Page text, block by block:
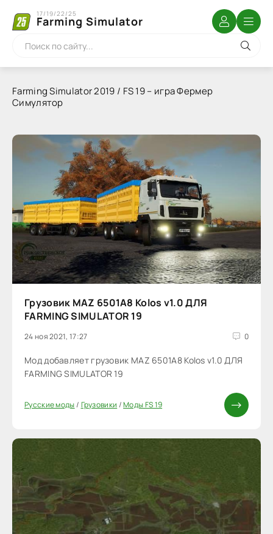
Farming Simulator
17/19/22/25
Farming Simulator 2019 / FS 19 – игра Фермер
Симулятор
Грузовик MAZ 6501A8 Kolos v1.0 ДЛЯ
FARMING SIMULATOR 19
24 ноя 2021, 17:27 0
Мод добавляет грузовик MAZ 6501A8 Kolos v1.0 ДЛЯ
FARMING SIMULATOR 19
Русские моды/ Грузовики /Моды FS 19